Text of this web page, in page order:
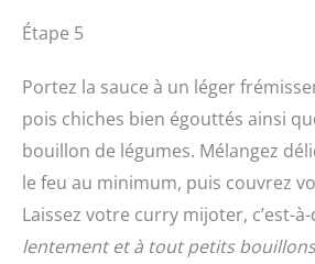
Étape 5
Portez la sauce à un léger
pois chiches bien égouttés ainsi
bouillon de légumes. Mélangez
le feu au minimum, puis couvrez
Laissez votre curry mijoter, c’est-
lentement et à tout petits bouillons